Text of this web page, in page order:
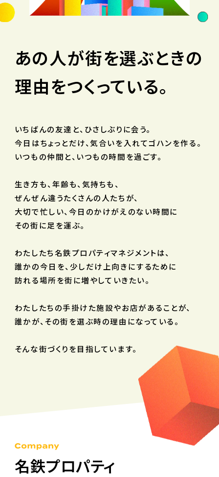
あの人が街を選ぶときの
理由をつくっている。
いちばんの友達と、ひさしぶりに会う。
今日はちょっとだけ、気合いを入れてゴハンを作る。
いつもの仲間と、いつもの時間を過ごす。
生き方も、年齢も、気持ちも、
ぜんぜん違うたくさんの人たちが、
大切で忙しい、今日のかけがえのない時間に
その街に足を運ぶ。
わたしたち名鉄プロパティマネジメントは、
誰かの今日を、少しだけ上向きにするために
訪れる場所を街に増やしていきたい。
わたしたちの手掛けた施設やお店があることが、
誰かが、その街を選ぶ時の理由になっている。
そんな街づくりを目指しています。
名鉄プロパティ